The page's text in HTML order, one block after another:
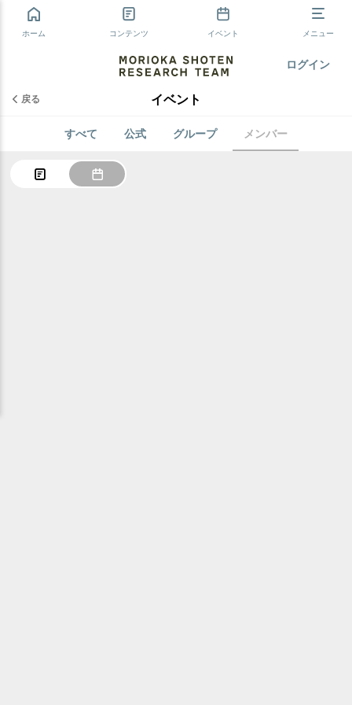
ホーム コンテンツ イベント メニュー
ログイン
戻る イベント
すべて 公式 グループ メンバー